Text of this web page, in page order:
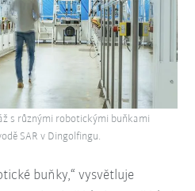
buňky,“ vysvětluje
s různými robotickými buňkami
SAR v Dingolfingu.